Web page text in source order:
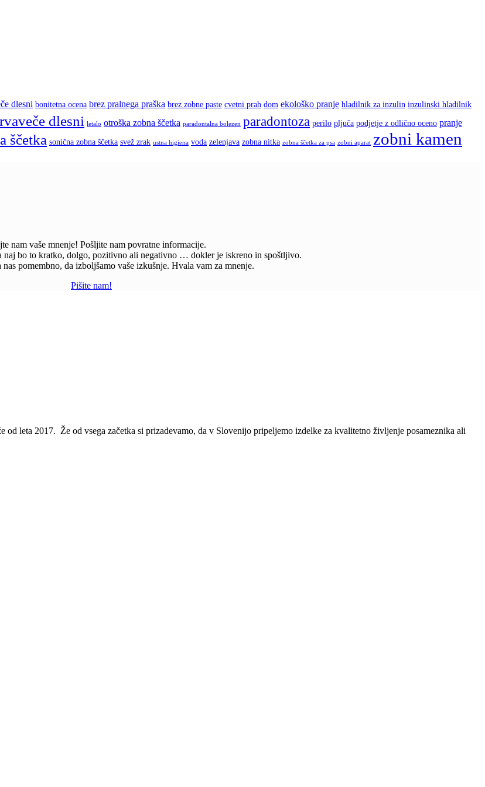
dlesni bonitetna ocena brez pralnega praška brez zobne paste cvetni prah dom ekološko pranje hladilnik za inzulin inzulinski hladilnik
dlesni letalo otroška zobna ščetka paradontalna bolezen paradontoza perilo pljuča podjetje z odlično oceno pranje
ščetka sonična zobna ščetka svež zrak ustna higiena voda zelenjava zobna nitka zobna ščetka za psa zobni aparat zobni kamen
nam vaše mnenje! Pošljite nam povratne informacije.
naj bo to kratko, dolgo, pozitivno ali negativno … dokler je iskreno in spoštljivo.
pomembno, da izboljšamo vaše izkušnje. Hvala vam za mnenje.
Pišite nam!
leta 2017. Že od vsega začetka si prizadevamo, da v Slovenijo pripeljemo izdelke za kvalitetno življenje posameznika ali